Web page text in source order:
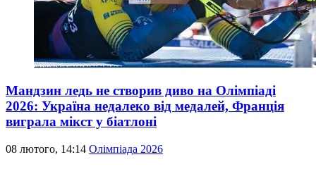
Мандзин ледь не створив диво на Олімпіаді
2026: Україна недалеко від медалей, Франція
виграла мікст у біатлоні
08 лютого, 14:14 Олімпіада 2026